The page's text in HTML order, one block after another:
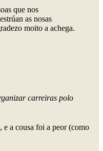
que nos
as nosas
moito a achega.
carreiras polo
e a cousa foi a peor (como